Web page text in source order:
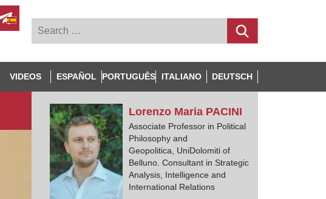
VIDEOS ESPAÑOL PORTUGUÊS ITALIANO DEUTSCH
Lorenzo Maria PACINI
Associate Professor in Political
Philosophy and
Geopolitica, UniDolomiti of
Belluno. Consultant in Strategic
Analysis, Intelligence and
International Relations